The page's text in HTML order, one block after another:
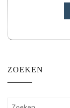
ZOEKEN
Zoeken: